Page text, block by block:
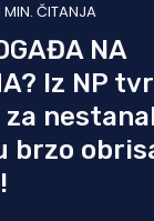
MIN. ČITANJA
NA
Iz NP
brzo